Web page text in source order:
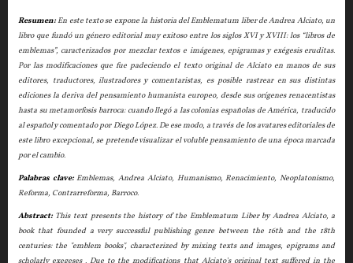
Resumen:En este texto se expone la historia del Emblematum liber de Andrea Alciato, un
libro que fundó un género editorial muy exitoso entre los siglos XVI y XVIII: los “libros de
emblemas”, caracterizados por mezclar textos e imágenes, epigramas y exégesis eruditas.
Por las modificaciones que fue padeciendo el texto original de Alciato en manos de sus
editores, traductores, ilustradores y comentaristas, es posible rastrear en sus distintas
ediciones la deriva del pensamiento humanista europeo, desde sus orígenes renacentistas
hasta su metamorfosis barroca: cuando llegó a las colonias españolas de América, traducido
al español y comentado por Diego López. De ese modo, a través de los avatares editoriales de
este libro excepcional, se pretende visualizar el voluble pensamiento de una época marcada
por el cambio.
Palabras clave:Emblemas, Andrea Alciato, Humanismo, Renacimiento, Neoplatonismo,
Reforma, Contrarreforma, Barroco.
Abstract:This text presents the history of the Emblematum Liber by Andrea Alciato, a
book that founded a very successful publishing genre between the 16th and the 18th
centuries: the "emblem books", characterized by mixing texts and images, epigrams and
scholarly exegeses . Due to the modifications that Alciato's original text suffered in the